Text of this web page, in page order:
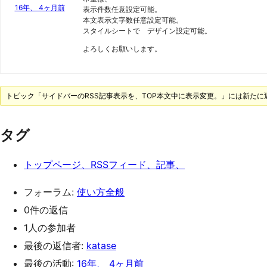
16年、 4ヶ月前
表示件数任意設定可能。
本文表示文字数任意設定可能。
スタイルシートで デザイン設定可能。
よろしくお願いします。
トピック「サイドバーのRSS記事表示を、TOP本文中に表示変更。」には新たに
タグ
トップページ、RSSフィード、記事、
フォーラム: 使い方全般
0件の返信
1人の参加者
最後の返信者: katase
最後の活動: 16年、 4ヶ月前